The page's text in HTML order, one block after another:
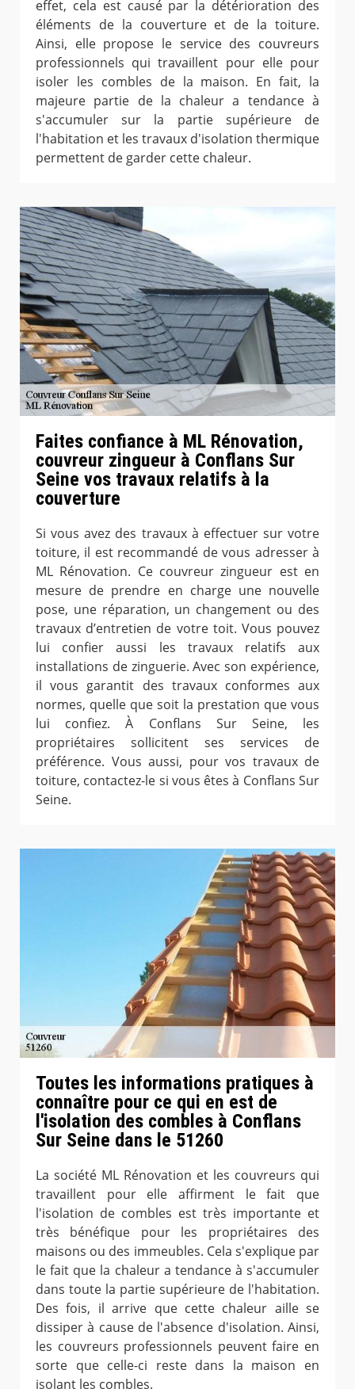
effet, cela est causé par la détérioration des
éléments de la couverture et de la toiture.
Ainsi, elle propose le service des couvreurs
professionnels qui travaillent pour elle pour
isoler les combles de la maison. En fait, la
majeure partie de la chaleur a tendance à
s'accumuler sur la partie supérieure de
l'habitation et les travaux d'isolation thermique
permettent de garder cette chaleur.
Faites confiance à ML Rénovation,
couvreur zingueur à Conflans Sur
Seine vos travaux relatifs à la
couverture
Si vous avez des travaux à effectuer sur votre
toiture, il est recommandé de vous adresser à
ML Rénovation. Ce couvreur zingueur est en
mesure de prendre en charge une nouvelle
pose, une réparation, un changement ou des
travaux d’entretien de votre toit. Vous pouvez
lui confier aussi les travaux relatifs aux
installations de zinguerie. Avec son expérience,
il vous garantit des travaux conformes aux
normes, quelle que soit la prestation que vous
lui confiez. À Conflans Sur Seine, les
propriétaires sollicitent ses services de
préférence. Vous aussi, pour vos travaux de
toiture, contactez-le si vous êtes à Conflans Sur
Seine.
Toutes les informations pratiques à
connaître pour ce qui en est de
l'isolation des combles à Conflans
Sur Seine dans le 51260
La société ML Rénovation et les couvreurs qui
travaillent pour elle affirment le fait que
l'isolation de combles est très importante et
très bénéfique pour les propriétaires des
maisons ou des immeubles. Cela s'explique par
le fait que la chaleur a tendance à s'accumuler
dans toute la partie supérieure de l'habitation.
Des fois, il arrive que cette chaleur aille se
dissiper à cause de l'absence d'isolation. Ainsi,
les couvreurs professionnels peuvent faire en
sorte que celle-ci reste dans la maison en
isolant les combles.